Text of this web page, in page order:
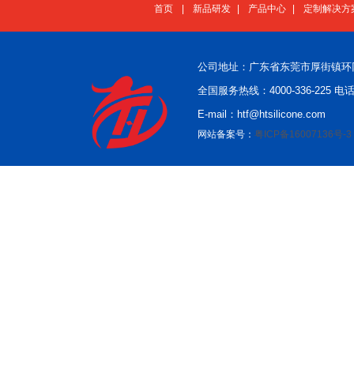
首页 新品研发 产品中心 定制解决方
公司地址：广东省东莞市厚街镇
全国服务热线：4000-336-225 电
E-mail：htf@htsilicone.com
网站备案号： 粤ICP备16007136号-3